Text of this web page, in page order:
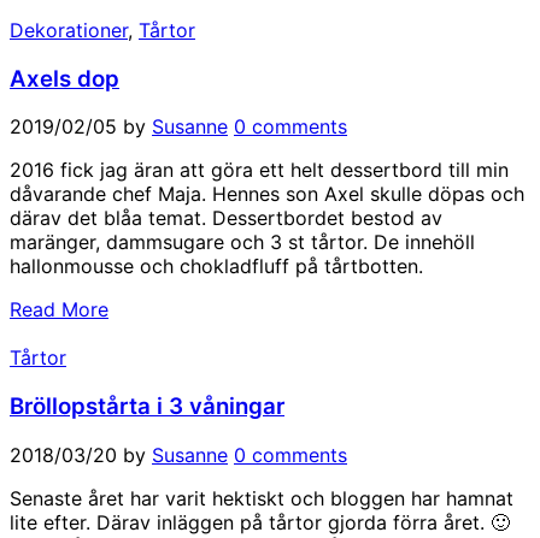
Dekorationer, Tårtor
Axels dop
2019/02/05 by Susanne 0 comments
2016 fick jag äran att göra ett helt dessertbord till min
dåvarande chef Maja. Hennes son Axel skulle döpas och
därav det blåa temat. Dessertbordet bestod av
maränger, dammsugare och 3 st tårtor. De innehöll
hallonmousse och chokladfluff på tårtbotten.
Read More
Tårtor
Bröllopstårta i 3 våningar
2018/03/20 by Susanne 0 comments
Senaste året har varit hektiskt och bloggen har hamnat
lite efter. Därav inläggen på tårtor gjorda förra året. 🙂